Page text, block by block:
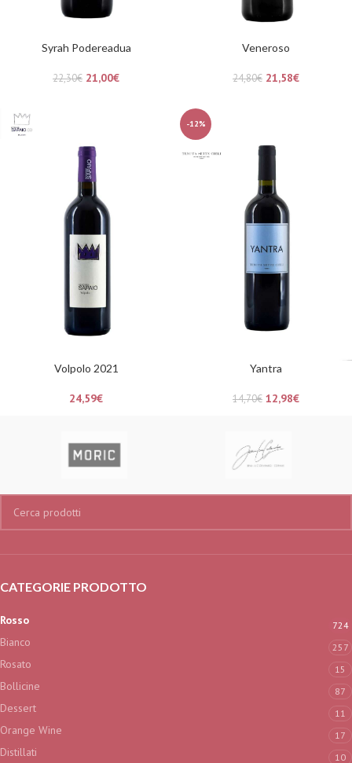
Syrah Podereadua
22,30€ 21,00€
Veneroso
24,80€ 21,58€
Volpolo 2021
24,59€
-12%
Yantra
14,70€ 12,98€
CATEGORIE PRODOTTO
Rosso 724
Bianco 257
Rosato 15
Bollicine 87
Dessert 11
Orange Wine 17
Distillati 10